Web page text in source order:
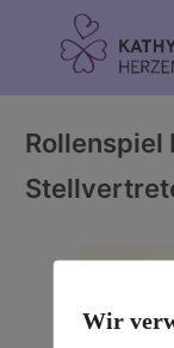
Rollenspiel
Wir